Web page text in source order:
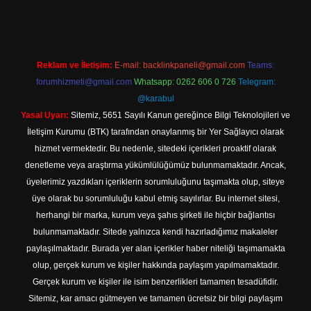
Reklam ve İletişim: E-mail: backlinkpaneli@gmail.com Teams:
forumhizmeti@gmail.com Whatsapp: 0262 606 0 726 Telegram:
@karabul
Yasal Uyarı: Sitemiz, 5651 Sayılı Kanun gereğince Bilgi Teknolojileri ve
İletişim Kurumu (BTK) tarafından onaylanmış bir Yer Sağlayıcı olarak
hizmet vermektedir. Bu nedenle, sitedeki içerikleri proaktif olarak
denetleme veya araştırma yükümlülüğümüz bulunmamaktadır. Ancak,
üyelerimiz yazdıkları içeriklerin sorumluluğunu taşımakta olup, siteye
üye olarak bu sorumluluğu kabul etmiş sayılırlar. Bu internet sitesi,
herhangi bir marka, kurum veya şahıs şirketi ile hiçbir bağlantısı
bulunmamaktadır. Sitede yalnızca kendi hazırladığımız makaleler
paylaşılmaktadır. Burada yer alan içerikler haber niteliği taşımamakta
olup, gerçek kurum ve kişiler hakkında paylaşım yapılmamaktadır.
Gerçek kurum ve kişiler ile isim benzerlikleri tamamen tesadüfidir.
Sitemiz, kar amacı gütmeyen ve tamamen ücretsiz bir bilgi paylaşım